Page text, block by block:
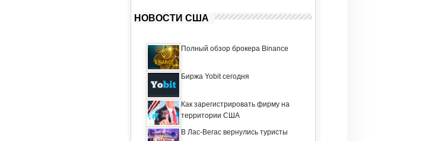
НОВОСТИ США
Полный обзор брокера Binance
Биржа Yobit сегодня
Как зарегистрировать фирму на
территории США
В Лас-Вегас вернулись туристы